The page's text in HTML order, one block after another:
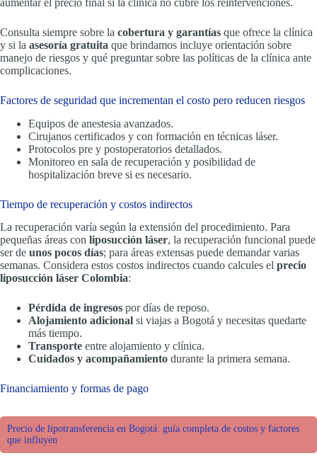
Consulta siempre sobre la cobertura y garantías que ofrece la clínica
y si la asesoría gratuita que brindamos incluye orientación sobre
manejo de riesgos y qué preguntar sobre las políticas de la clínica ante
complicaciones.
Factores de seguridad que incrementan el costo pero reducen riesgos
Equipos de anestesia avanzados.
Cirujanos certificados y con formación en técnicas láser.
Protocolos pre y postoperatorios detallados.
Monitoreo en sala de recuperación y posibilidad de
hospitalización breve si es necesario.
Tiempo de recuperación y costos indirectos
La recuperación varía según la extensión del procedimiento. Para
pequeñas áreas con liposucción láser, la recuperación funcional puede
ser de unos pocos días; para áreas extensas puede demandar varias
semanas. Considera estos costos indirectos cuando calcules el precio
liposucción láser Colombia:
Pérdida de ingresos por días de reposo.
Alojamiento adicional si viajas a Bogotá y necesitas quedarte
más tiempo.
Transporte entre alojamiento y clínica.
Cuidados y acompañamiento durante la primera semana.
Financiamiento y formas de pago
Precio de lipotransferencia en Bogotá: guía completa de costos y factores
que influyen